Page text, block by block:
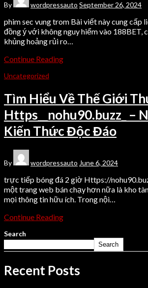
By wordpressauto September 26, 2024
phim sec vung trom Bài viết này cung cấp
đồng ý với không nguy hiểm vào 188BET,
khủng hoảng rủi ro…
Continue Reading
Uncategorized
Tìm Hiểu Về Thế Giới
Https__nohu90.buzz_ –
Kiến Thức Độc Đáo
By wordpressauto June 6, 2024
trực tiếp bóng đá 2 giờ Https://
một trang web bán chạy hơn nữa là kho
mọi thông tin hữu ích. Trong nội…
Continue Reading
Search
Search
Recent Posts